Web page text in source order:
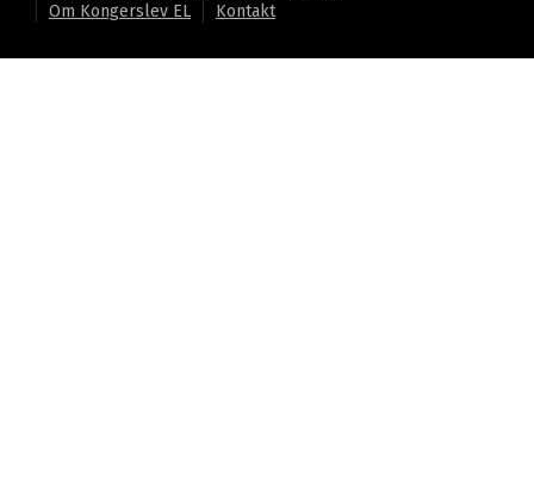
Om Kongerslev EL
Kontakt